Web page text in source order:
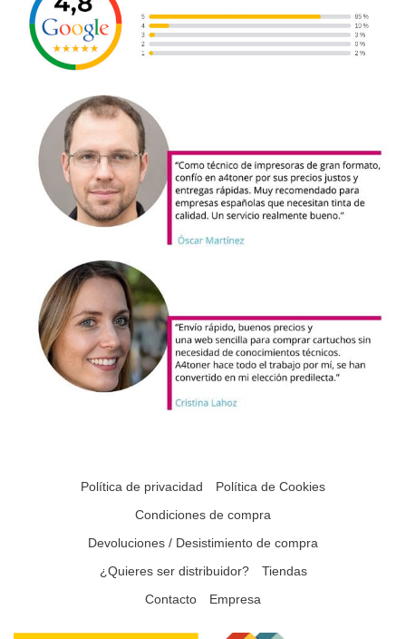
Política de privacidad
Política de Cookies
Condiciones de compra
Devoluciones / Desistimiento de compra
¿Quieres ser distribuidor?
Tiendas
Contacto
Empresa